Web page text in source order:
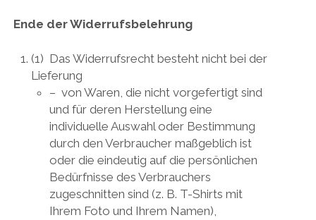
Ende der Widerrufsbelehrung
(1) Das Widerrufsrecht besteht nicht bei der
Lieferung
– von Waren, die nicht vorgefertigt sind
und für deren Herstellung eine
individuelle Auswahl oder Bestimmung
durch den Verbraucher maßgeblich ist
oder die eindeutig auf die persönlichen
Bedürfnisse des Verbrauchers
zugeschnitten sind (z. B. T-Shirts mit
Ihrem Foto und Ihrem Namen),